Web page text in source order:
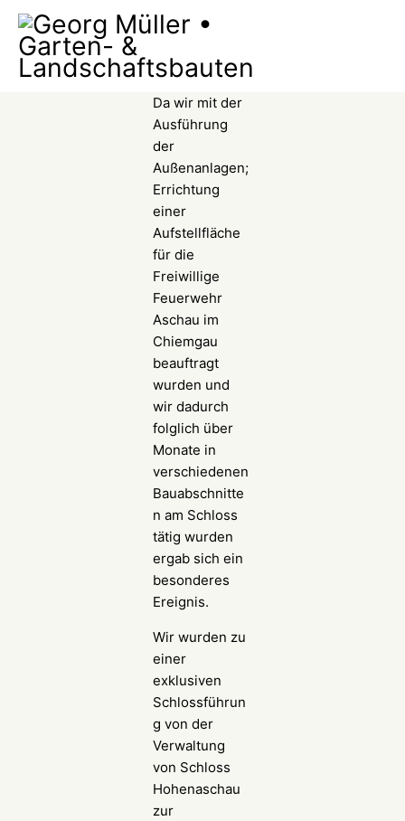
Da wir mit der
Ausführung
der
Außenanlagen;
Errichtung
einer
Aufstellfläche
für die
Freiwillige
Feuerwehr
Aschau im
Chiemgau
beauftragt
wurden und
wir dadurch
folglich über
Monate in
verschiedenen
Bauabschnitte
n am Schloss
tätig wurden
ergab sich ein
besonderes
Ereignis.
Wir wurden zu
einer
exklusiven
Schlossführun
g von der
Verwaltung
von Schloss
Hohenaschau
zur